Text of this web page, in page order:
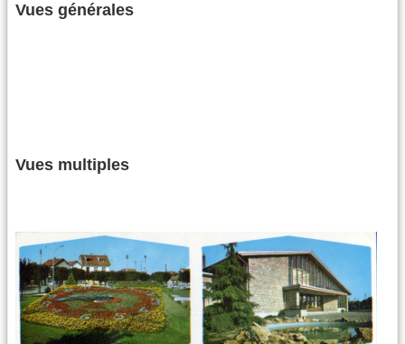
Vues générales
Vues multiples